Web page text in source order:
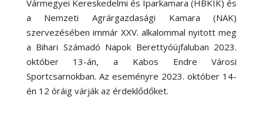
Vármegyei Kereskedelmi és Iparkamara (HBKIK) és
a Nemzeti Agrárgazdasági Kamara (NAK)
szervezésében immár XXV. alkalommal nyitott meg
a Bihari Számadó Napok Berettyóújfaluban 2023.
október 13-án, a Kabos Endre Városi
Sportcsarnokban. Az eseményre 2023. október 14-
én 12 óráig várják az érdeklődőket.